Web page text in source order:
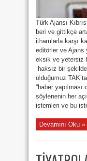
Türk Ajansı-
beri ve gittikçe
ithamlarla karşı
editörler ve Ajans
eksik ve yetersiz
haksız bir
olduğumuz
“haber yapılması
söylenenin her
istemleri ve bu
Devamını Oku »